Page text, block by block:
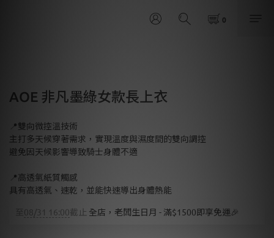
AOE 非凡墨綠女款長上衣
📍雙向微控溫技術
主打多天候穿著需求，實現溫度與濕度間的雙向調控
避免因天候影響導致騎士身體不適
📍高透氣紙質觸感
具有高透氣、速乾，並能快速導出身體熱能
08/31 16:00截止 全店，老闆生日月 - 滿$1500即享免運🎉